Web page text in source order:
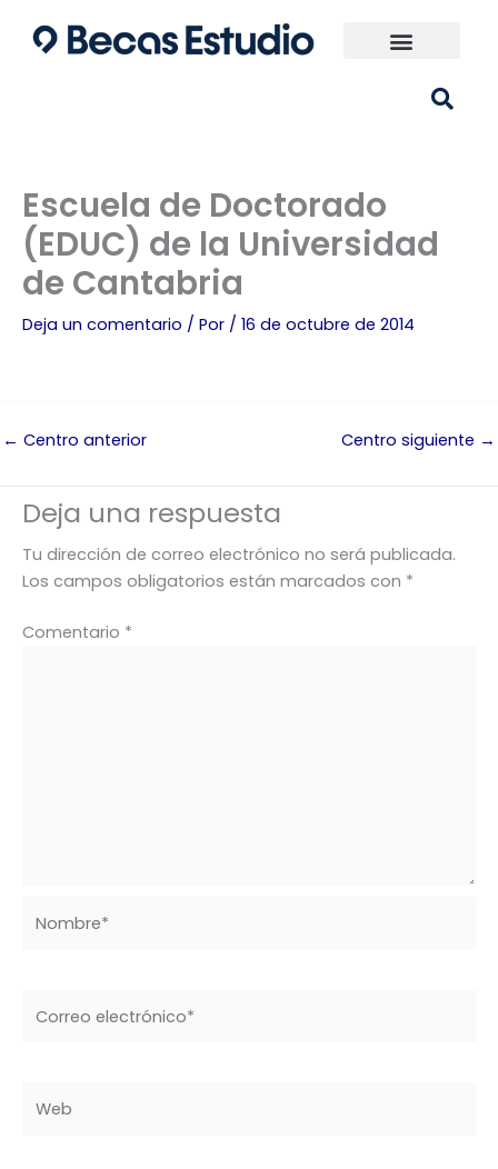
Escuela de Doctorado
(EDUC) de la Universidad
de Cantabria
Deja un comentario / Por / 16 de octubre de 2014
← Centro anterior Centro siguiente →
Deja una respuesta
Tu dirección de correo electrónico no será publicada.
Los campos obligatorios están marcados con *
Comentario *
electrónico*